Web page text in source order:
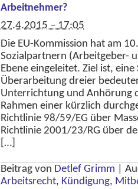
Arbeitnehmer?
27.4.2015 – 17:05
Die EU-Kommission hat am
Sozialpartnern (Arbeitgeber-
Ebene eingeleitet. Ziel ist,
Überarbeitung dreier
Unterrichtung und Anhörung
Rahmen einer kürzlich
Richtlinie 98/59/EG über
Richtlinie 2001/23/RG über
[…]
Beitrag von Detlef Grimm
Arbeitsrecht, Kündigung,